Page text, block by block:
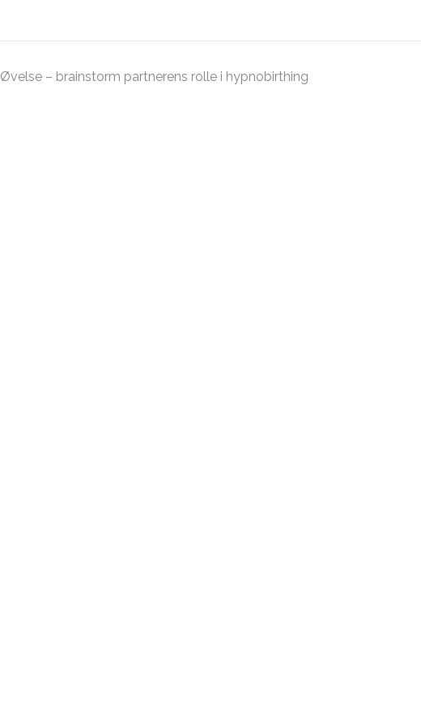
Øvelse – brainstorm partnerens rolle i hypnobirthing